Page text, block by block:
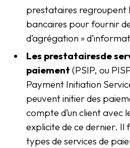
prestataires regroupent
bancaires pour fournir
d’agrégation »
Les prestatairesde
paiement (PSIP, ou
Payment Initiation
peuvent initier des
compte d’un client avec
explicite de ce dernier. Il
types de services de